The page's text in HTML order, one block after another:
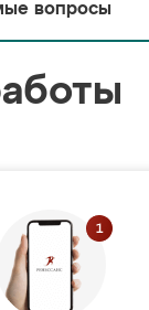
вопросы